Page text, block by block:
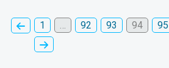
1 92 93 94 95